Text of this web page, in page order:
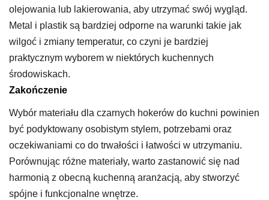
olejowania lub lakierowania, aby utrzymać swój wygląd.
Metal i plastik są bardziej odporne na warunki takie jak
wilgoć i zmiany temperatur, co czyni je bardziej
praktycznym wyborem w niektórych kuchennych
środowiskach.
Zakończenie
Wybór materiału dla czarnych hokerów do kuchni powinien
być podyktowany osobistym stylem, potrzebami oraz
oczekiwaniami co do trwałości i łatwości w utrzymaniu.
Porównując różne materiały, warto zastanowić się nad
harmonią z obecną kuchenną aranżacją, aby stworzyć
spójne i funkcjonalne wnętrze.